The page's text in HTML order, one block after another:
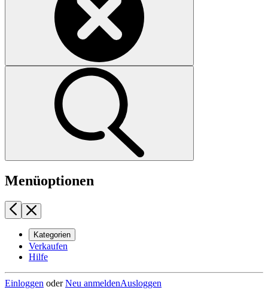
Menüoptionen
Kategorien
Verkaufen
Hilfe
Einloggen oderNeu anmeldenAusloggen